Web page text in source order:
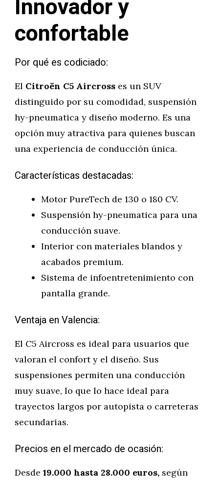
Innovador y
confortable
Por qué es codiciado:
El Citroën C5 Aircross es un SUV
distinguido por su comodidad, suspensión
hy-pneumatica y diseño moderno. Es una
opción muy atractiva para quienes buscan
una experiencia de conducción única.
Características destacadas:
Motor PureTech de 130 o 180 CV.
Suspensión hy-pneumatica para una
conducción suave.
Interior con materiales blandos y
acabados premium.
Sistema de infoentretenimiento con
pantalla grande.
Ventaja en Valencia:
El C5 Aircross es ideal para usuarios que
valoran el confort y el diseño. Sus
suspensiones permiten una conducción
muy suave, lo que lo hace ideal para
trayectos largos por autopista o carreteras
secundarias.
Precios en el mercado de ocasión:
Desde 19.000 hasta 28.000 euros, según